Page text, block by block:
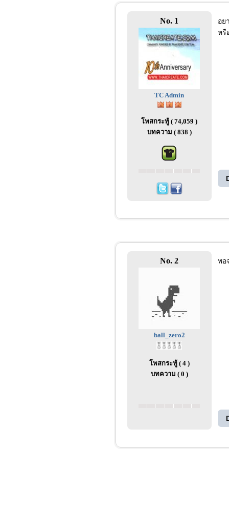
No. 1
TC Admin
โพสกระทู้ ( 74,059 )
บทความ ( 838 )
อย
หรื
No. 2
ball_zero2
โพสกระทู้ ( 4 )
บทความ ( 0 )
พอ